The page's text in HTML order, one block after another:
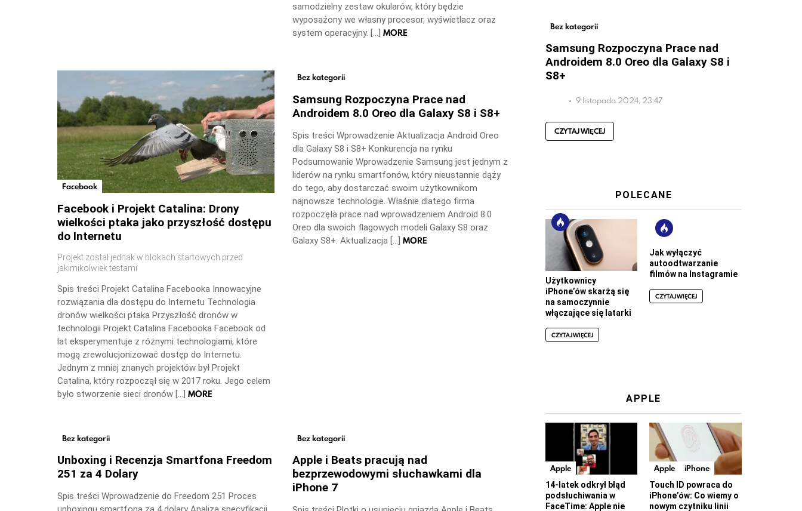
samodzielny zestaw okularów, który będzie
wyposażony we własny procesor, wyświetlacz oraz
system operacyjny. […] MORE
Facebook
Facebook i Projekt Catalina: Drony
wielkości ptaka jako przyszłość dostępu
do Internetu
Projekt został jednak w blokach startowych przed
jakimikolwiek testami
Spis treści Projekt Catalina Facebooka Innowacyjne
rozwiązania dla dostępu do Internetu Technologia
dronów wielkości ptaka Przyszłość dronów w
technologii Projekt Catalina Facebooka Facebook od
lat eksperymentuje z różnymi technologiami, które
mogą zrewolucjonizować dostęp do Internetu.
Jednym z mniej znanych projektów był Projekt
Catalina, który rozpoczął się w 2017 roku. Jego celem
było stworzenie sieci dronów […] MORE
Bez kategorii
Samsung Rozpoczyna Prace nad
Androidem 8.0 Oreo dla Galaxy S8 i S8+
Spis treści Wprowadzenie Aktualizacja Android Oreo
dla Galaxy S8 i S8+ Konkurencja na rynku
Podsumowanie Wprowadzenie Samsung jest jednym z
liderów na rynku smartfonów, który nieustannie dąży
do tego, aby dostarczać swoim użytkownikom
najnowsze technologie. Właśnie dlatego firma
rozpoczęła prace nad wprowadzeniem Android 8.0
Oreo dla swoich flagowych modeli Galaxy S8 oraz
Galaxy S8+. Aktualizacja […] MORE
Bez kategorii
Unboxing i Recenzja Smartfona Freedom
251 za 4 Dolary
Spis treści Wprowadzenie do Freedom 251 Proces
Bez kategorii
Apple i Beats pracują nad
bezprzewodowymi słuchawkami dla
iPhone 7
Bez kategorii
Samsung Rozpoczyna Prace nad
Androidem 8.0 Oreo dla Galaxy S8 i
S8+
9 listopada 2024, 23:47
CZYTAJ WIĘCEJ
POLECANE
Użytkownicy
iPhone’ów skarżą się
na samoczynnie
włączające się latarki
CZYTAJ WIĘCEJ
Jak wyłączyć
autoodtwarzanie
filmów na Instagramie
CZYTAJ WIĘCEJ
APPLE
Apple
14-latek odkrył błąd
podsłuchiwania w
FaceTime: Apple nie
Apple iPhone
Touch ID powraca do
iPhone’ów: Co wiemy o
nowym czytniku linii